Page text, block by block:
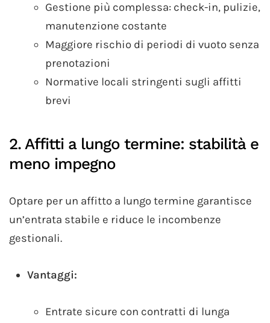
Gestione più complessa: check-in, pulizie,
manutenzione costante
Maggiore rischio di periodi di vuoto senza
prenotazioni
Normative locali stringenti sugli affitti
brevi
2. Affitti a lungo termine: stabilità e
meno impegno
Optare per un affitto a lungo termine garantisce
un’entrata stabile e riduce le incombenze
gestionali.
Vantaggi:
Entrate sicure con contratti di lunga